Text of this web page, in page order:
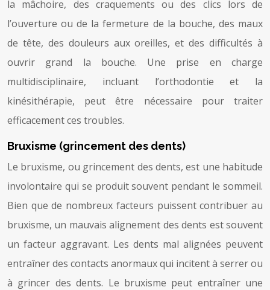
la mâchoire, des craquements ou des clics lors de
l’ouverture ou de la fermeture de la bouche, des maux
de tête, des douleurs aux oreilles, et des difficultés à
ouvrir grand la bouche. Une prise en charge
multidisciplinaire, incluant l’orthodontie et la
kinésithérapie, peut être nécessaire pour traiter
efficacement ces troubles.
Bruxisme (grincement des dents)
Le bruxisme, ou grincement des dents, est une habitude
involontaire qui se produit souvent pendant le sommeil.
Bien que de nombreux facteurs puissent contribuer au
bruxisme, un mauvais alignement des dents est souvent
un facteur aggravant. Les dents mal alignées peuvent
entraîner des contacts anormaux qui incitent à serrer ou
à grincer des dents. Le bruxisme peut entraîner une